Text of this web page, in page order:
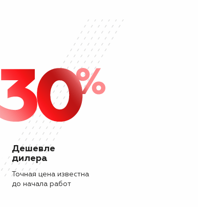
Дешевле
дилера
Точная цена известна
до начала работ